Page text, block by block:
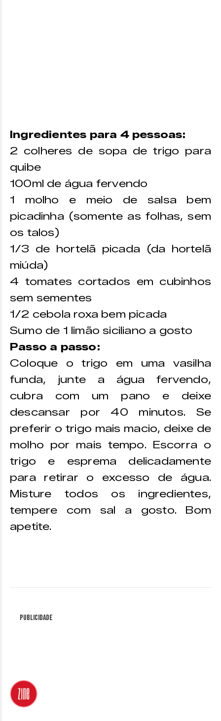
Ingredientes para 4 pessoas:
2 colheres de sopa de trigo para
quibe
100ml de água fervendo
1 molho e meio de salsa bem
picadinha (somente as folhas, sem
os talos)
1/3 de hortelã picada (da hortelã
miúda)
4 tomates cortados em cubinhos
sem sementes
1/2 cebola roxa bem picada
Sumo de 1 limão siciliano a gosto
Passo a passo:
Coloque o trigo em uma vasilha
funda, junte a água fervendo,
cubra com um pano e deixe
descansar por 40 minutos. Se
preferir o trigo mais macio, deixe de
molho por mais tempo. Escorra o
trigo e esprema delicadamente
para retirar o excesso de água.
Misture todos os ingredientes,
tempere com sal a gosto. Bom
apetite.
Publicidade